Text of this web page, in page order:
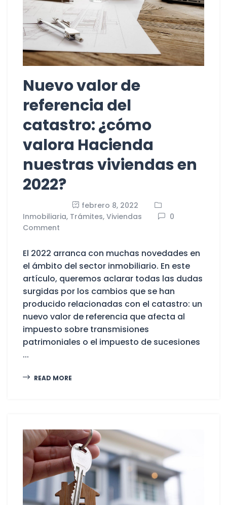
Nuevo valor de
referencia del
catastro: ¿cómo
valora Hacienda
nuestras viviendas en
2022?
febrero 8, 2022
Inmobiliaria, Trámites, Viviendas
0
Comment
El 2022 arranca con muchas novedades en
el ámbito del sector inmobiliario. En este
artículo, queremos aclarar todas las dudas
surgidas por los cambios que se han
producido relacionadas con el catastro: un
nuevo valor de referencia que afecta al
impuesto sobre transmisiones
patrimoniales o el impuesto de sucesiones
...
READ MORE